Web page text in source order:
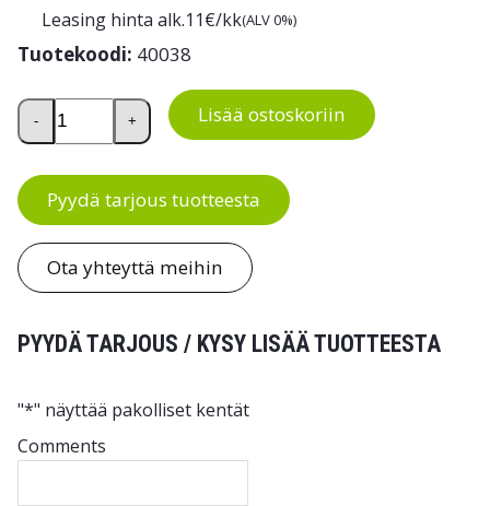
Leasing hinta alk.11€/kk(ALV 0%)
Tuotekoodi: 40038
Käsikaide työjakkaraan AFA P määrä
- + Lisää ostoskoriin
Pyydä tarjous tuotteesta
Ota yhteyttä meihin
PYYDÄ TARJOUS / KYSY LISÄÄ TUOTTEESTA
"*" näyttää pakolliset kentät
Comments